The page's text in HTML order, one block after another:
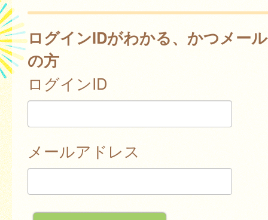
ログインIDがわかる、かつメー
の方
ログインID
メールアドレス